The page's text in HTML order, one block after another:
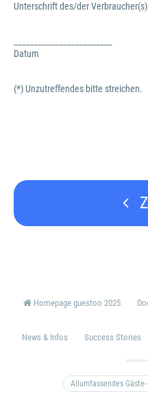
Unterschrift des/der Verbraucher(s)
Datum
(*) Unzutreffendes bitte streichen.
Homepage guestoo 2025
News & Infos Success Stories
Allumfassendes